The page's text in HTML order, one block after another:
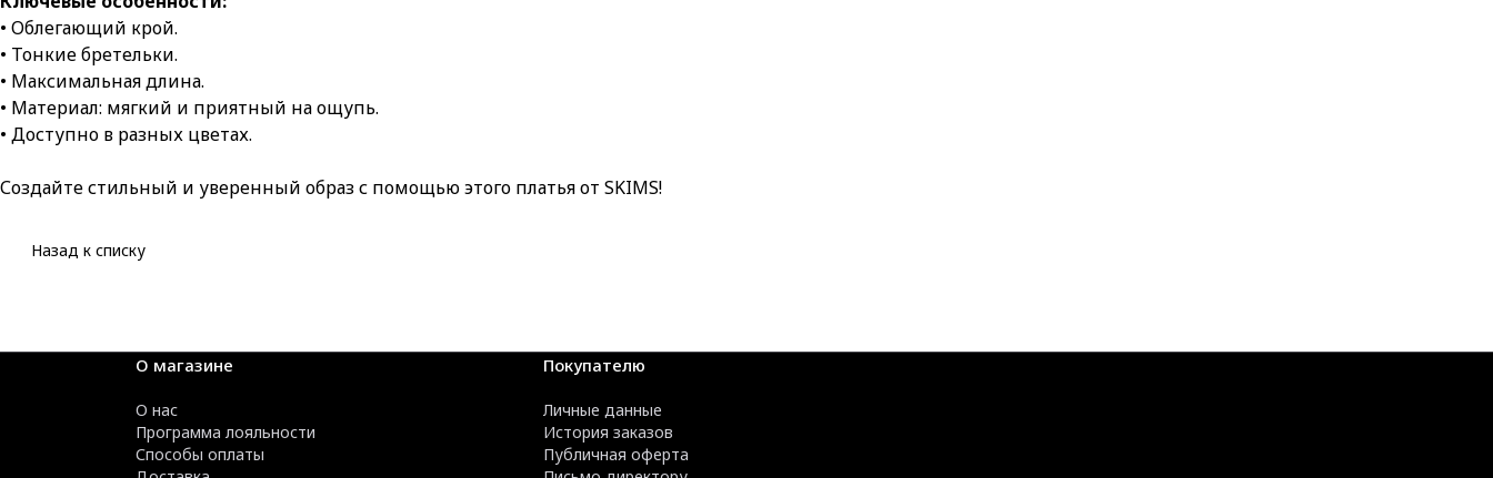
• Облегающий крой.
• Тонкие бретельки.
• Максимальная длина.
• Материал: мягкий и приятный на ощупь.
• Доступно в разных цветах.
Создайте стильный и уверенный образ с помощью этого платья от SKIMS!
Назад к списку
О магазине
О нас
Программа лояльности
Способы оплаты
Покупателю
Личные данные
История заказов
Публичная оферта